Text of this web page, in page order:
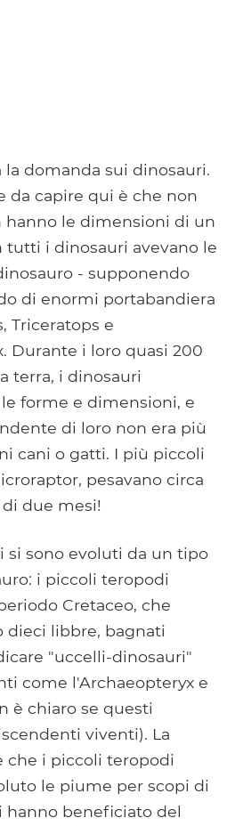
domanda sui dinosauri.
da capire qui è che non
hanno le dimensioni di un
tutti i dinosauri avevano le
- supponendo
di enormi portabandiera
Triceratops e
Durante i loro quasi 200
terra, i dinosauri
forme e dimensioni, e
di loro non era più
cani o gatti. I più piccoli
pesavano circa
due mesi!
si sono evoluti da un tipo
i piccoli teropodi
Cretaceo, che
dieci libbre, bagnati
"uccelli-dinosauri"
come l'Archaeopteryx e
è chiaro se questi
viventi). La
che i piccoli teropodi
le piume per scopi di
hanno beneficiato del